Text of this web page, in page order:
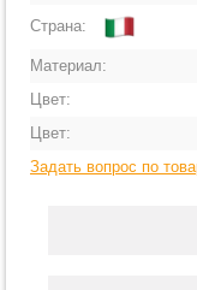
Страна:
Материал:
Цвет:
Цвет:
Задать вопрос по